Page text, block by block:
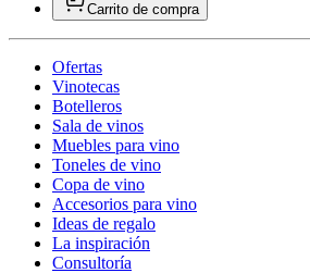
Carrito de compra
Ofertas
Vinotecas
Botelleros
Sala de vinos
Muebles para vino
Toneles de vino
Copa de vino
Accesorios para vino
Ideas de regalo
La inspiración
Consultoría